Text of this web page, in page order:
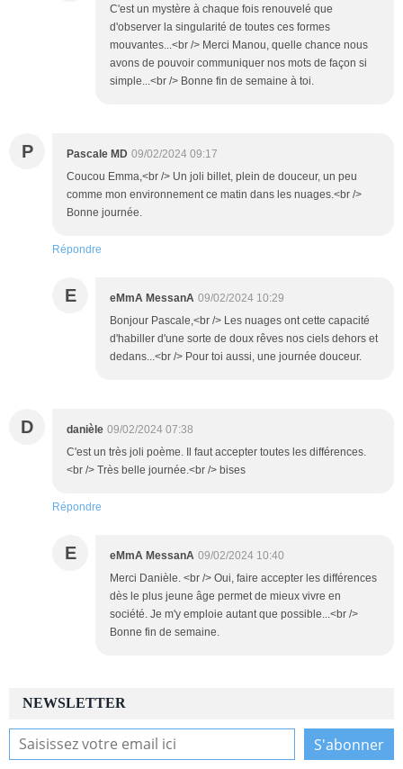
C'est un mystère à chaque fois renouvelé que
d'observer la singularité de toutes ces formes
mouvantes...<br /> Merci Manou, quelle chance nous
avons de pouvoir communiquer nos mots de façon si
simple...<br /> Bonne fin de semaine à toi.
P Pascale MD 09/02/2024 09:17
Coucou Emma,<br /> Un joli billet, plein de douceur, un peu
comme mon environnement ce matin dans les nuages.<br />
Bonne journée.
Répondre
E eMmA MessanA 09/02/2024 10:29
Bonjour Pascale,<br /> Les nuages ont cette capacité
d'habiller d'une sorte de doux rêves nos ciels dehors et
dedans...<br /> Pour toi aussi, une journée douceur.
D danièle 09/02/2024 07:38
C'est un très joli poème. Il faut accepter toutes les différences.
<br /> Très belle journée.<br /> bises
Répondre
E eMmA MessanA 09/02/2024 10:40
Merci Danièle. <br /> Oui, faire accepter les différences
dès le plus jeune âge permet de mieux vivre en
société. Je m'y emploie autant que possible...<br />
Bonne fin de semaine.
NEWSLETTER